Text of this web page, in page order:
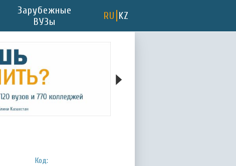
Зарубежные
ВУЗы
RU KZ
Код: